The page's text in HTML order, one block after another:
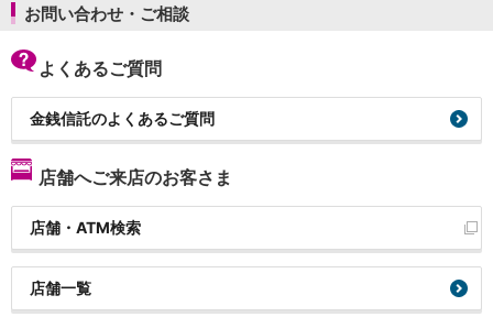
お問い合わせ・ご相談
よくあるご質問
金銭信託のよくあるご質問
店舗へご来店のお客さま
店舗・ATM検索
店舗一覧